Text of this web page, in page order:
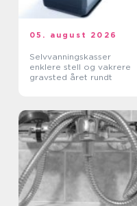
05. august 2026
Selvvanningskasser
enklere stell og vakrere
gravsted året rundt